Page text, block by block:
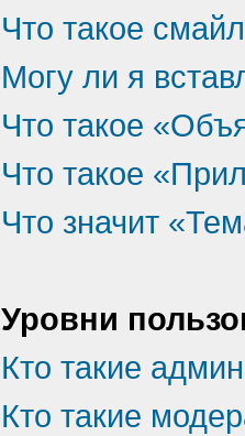
Что такое
Могу ли я
Что такое
Что такое
Что значит
Уровни
Кто такие
Кто такие